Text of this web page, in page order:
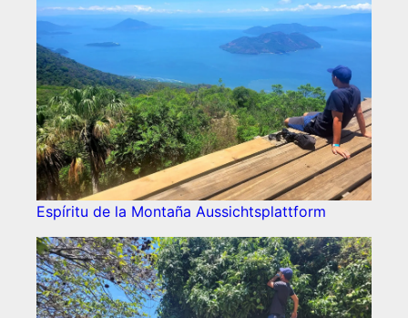
Espíritu de la Montaña Aussichtsplattform